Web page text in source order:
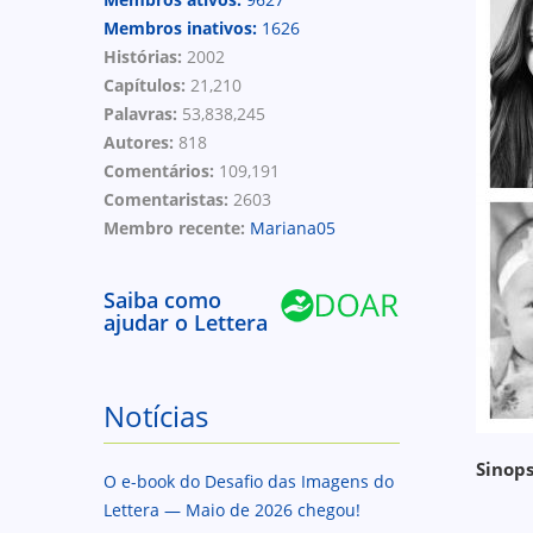
Membros inativos: 1626
Histórias: 2002
Capítulos: 21,210
Palavras: 53,838,245
Autores: 818
Comentários: 109,191
Comentaristas: 2603
Membro recente: Mariana05
Saiba como
ajudar o Lettera
Notícias
O e-book do Desafio das Imagens do
Lettera — Maio de 2026 chegou!